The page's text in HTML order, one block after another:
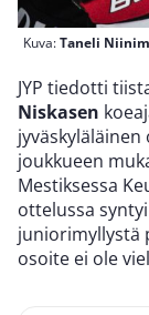
Kuva:Taneli
JYP tiedotti
Niskasen
joukkueen
Mestiksessa
ottelussa
juniorimyllystä
osoite ei ole